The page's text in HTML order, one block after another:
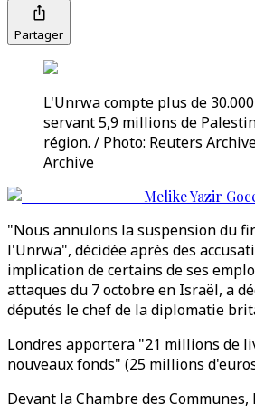
Partager
L'Unrwa compte plus de
servant 5,9 millions de
région. / Photo: Reuters
Archive
Melike Yazir
"Nous annulons la suspension du
l'Unrwa", décidée après des
implication de certains de ses
attaques du 7 octobre en Israël, a
députés le chef de la diplomatie
Londres apportera "21 millions de
nouveaux fonds" (25 millions
Devant la Chambre des Communes,